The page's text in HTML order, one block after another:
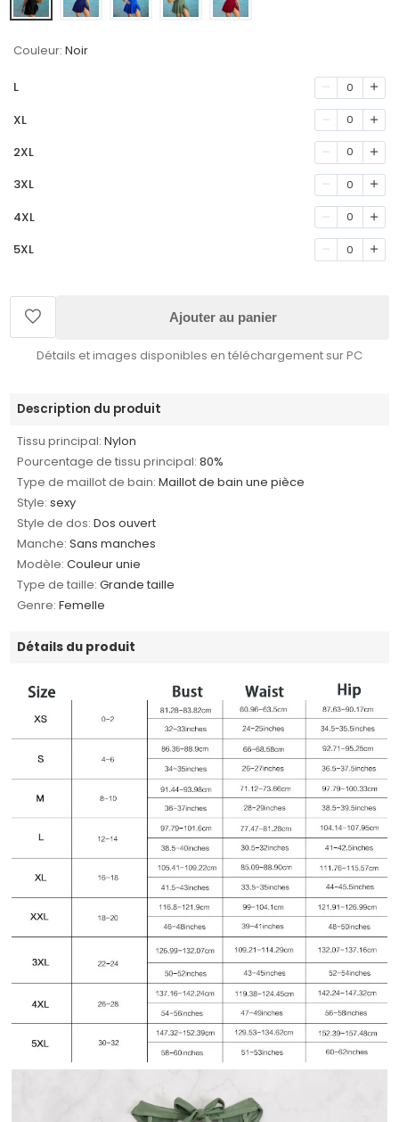
Couleur: Noir
L 0
XL 0
2XL 0
3XL 0
4XL 0
5XL 0
Ajouter au panier
Détails et images disponibles en téléchargement sur PC
Description du produit
Tissu principal: Nylon
Pourcentage de tissu principal: 80%
Type de maillot de bain: Maillot de bain une pièce
Style: sexy
Style de dos: Dos ouvert
Manche: Sans manches
Modèle: Couleur unie
Type de taille: Grande taille
Genre: Femelle
Détails du produit